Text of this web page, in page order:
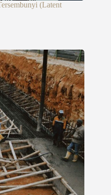
(Latent